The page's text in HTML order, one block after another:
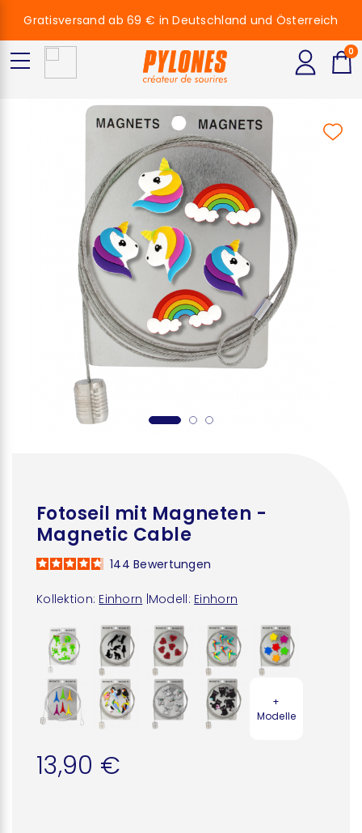
Fotoseil mit Magneten -
Magnetic Cable
Kollektion: Einhorn Modell: Einhorn
144Bewertungen
+
Modelle
13,90 €
Gratisversand ab 69 € in Deutschland und Österreich
0